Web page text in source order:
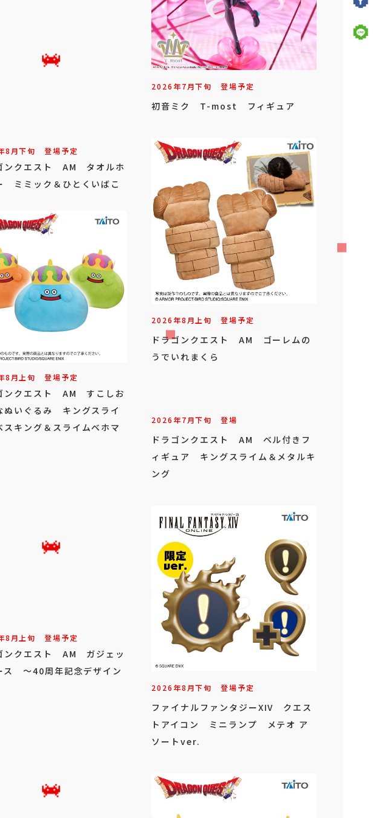
8月下旬 登場予定
ンクエスト AM タオルホ
ミミック＆ひとくいばこ
8月上旬 登場予定
ンクエスト AM すこしお
ぬいぐるみ キングスライ
スキング＆スライムベホマ
8月上旬 登場予定
ンクエスト AM ガジェッ
ス ～40周年記念デザイン
2026年7月下旬 登場予定
初音ミク T-most フィギュア
2026年8月上旬 登場予定
ドラゴンクエスト AM ゴーレムの
うでいれまくら
2026年7月下旬 登場
ドラゴンクエスト AM ベル付きフ
ィギュア キングスライム＆メタルキ
ング
2026年8月下旬 登場予定
ファイナルファンタジーXIV クエス
トアイコン ミニランプ メテオ ア
ソートver.